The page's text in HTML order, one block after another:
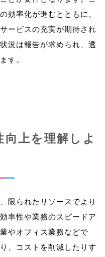
効率化が進むとともに、
ービスの充実が期待され
況は報告が求められ、透
上を理解しよ
限られたリソースでより
率性や業務のスピードア
やオフィス業務などで
、コストを削減したりす